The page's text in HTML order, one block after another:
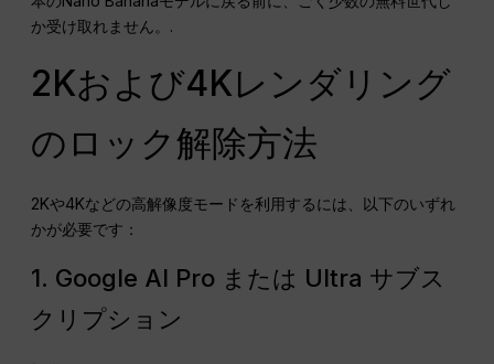
か受け取れません。.
2Kおよび4Kレンダリング
のロック解除方法
2Kや4Kなどの高解像度モードを利用するには、以下のいずれ
かが必要です：
1. Google AI Pro または Ultra サブス
クリプション